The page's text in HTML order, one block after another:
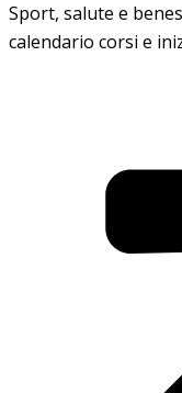
Sport, salute e
calendario corsi e